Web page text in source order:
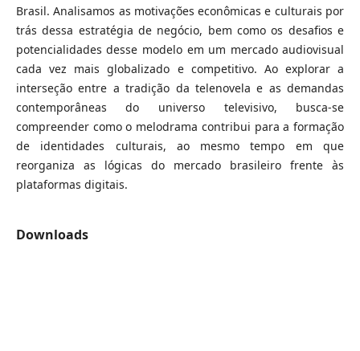
Brasil. Analisamos as motivações econômicas e culturais por
trás dessa estratégia de negócio, bem como os desafios e
potencialidades desse modelo em um mercado audiovisual
cada vez mais globalizado e competitivo. Ao explorar a
interseção entre a tradição da telenovela e as demandas
contemporâneas do universo televisivo, busca-se
compreender como o melodrama contribui para a formação
de identidades culturais, ao mesmo tempo em que
reorganiza as lógicas do mercado brasileiro frente às
plataformas digitais.
Downloads